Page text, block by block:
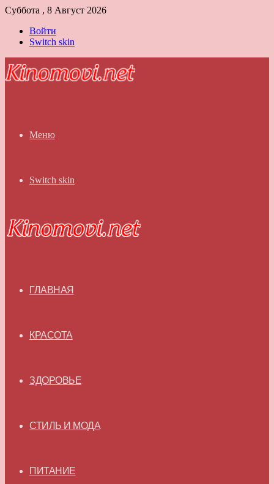
Суббота , 8 Август 2026
Войти
Switch skin
Меню
Switch skin
ГЛАВНАЯ
КРАСОТА
ЗДОРОВЬЕ
СТИЛЬ И МОДА
ПИТАНИЕ